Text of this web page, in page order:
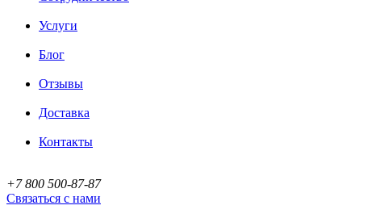
Услуги
Блог
Отзывы
Доставка
Контакты
+7 800 500-87-87
Связаться с нами